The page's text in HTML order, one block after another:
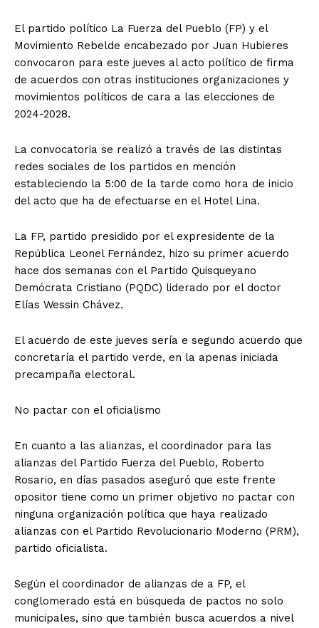
El partido político La Fuerza del Pueblo (FP) y el
Movimiento Rebelde encabezado por Juan Hubieres
convocaron para este jueves al acto político de firma
de acuerdos con otras instituciones organizaciones y
movimientos políticos de cara a las elecciones de
2024-2028.
La convocatoria se realizó a través de las distintas
redes sociales de los partidos en mención
estableciendo la 5:00 de la tarde como hora de inicio
del acto que ha de efectuarse en el Hotel Lina.
La FP, partido presidido por el expresidente de la
República Leonel Fernández, hizo su primer acuerdo
hace dos semanas con el Partido Quisqueyano
Demócrata Cristiano (PQDC) liderado por el doctor
Elías Wessin Chávez.
El acuerdo de este jueves sería e segundo acuerdo que
concretaría el partido verde, en la apenas iniciada
precampaña electoral.
No pactar con el oficialismo
En cuanto a las alianzas, el coordinador para las
alianzas del Partido Fuerza del Pueblo, Roberto
Rosario, en días pasados aseguró que este frente
opositor tiene como un primer objetivo no pactar con
ninguna organización política que haya realizado
alianzas con el Partido Revolucionario Moderno (PRM),
partido oficialista.
Según el coordinador de alianzas de a FP, el
conglomerado está en búsqueda de pactos no solo
municipales, sino que también busca acuerdos a nivel